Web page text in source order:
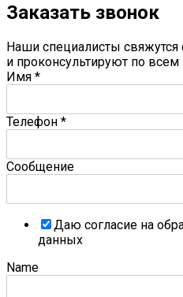
Заказать звонок
Наши специалисты
и проконсультируют по
Имя *
Телефон *
Сообщение
Даю согласие на
данных
Name